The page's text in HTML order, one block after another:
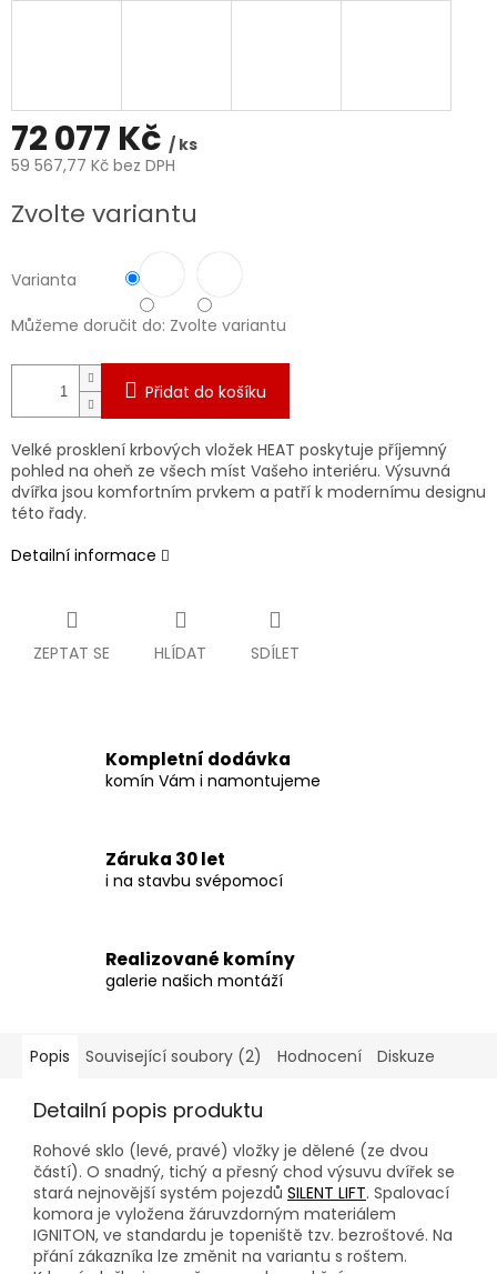
72 077 Kč / ks
59 567,77 Kč bez DPH
cena:
Zvolte variantu
Varianta
Můžeme doručit do: Zvolte variantu
Přidat do košíku
Velké prosklení krbových vložek HEAT poskytuje příjemný
pohled na oheň ze všech míst Vašeho interiéru. Výsuvná
dvířka jsou komfortním prvkem a patří k modernímu designu
této řady.
Detailní informace
ZEPTAT SE HLÍDAT SDÍLET
Kompletní dodávka
komín Vám i namontujeme
Záruka 30 let
i na stavbu svépomocí
Realizované komíny
galerie našich montáží
Popis Související soubory (2) Hodnocení Diskuze
Detailní popis produktu
Rohové sklo (levé, pravé) vložky je dělené (ze dvou
částí). O snadný, tichý a přesný chod výsuvu dvířek se
stará nejnovější systém pojezdů SILENT LIFT. Spalovací
komora je vyložena žáruvzdorným materiálem
IGNITON, ve standardu je topeniště tzv. bezroštové. Na
přání zákazníka lze změnit na variantu s roštem.